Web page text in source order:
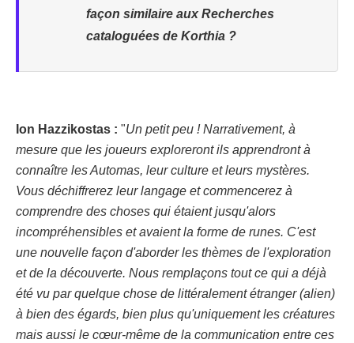
façon similaire aux Recherches
cataloguées de Korthia ?
Ion Hazzikostas : "Un petit peu ! Narrativement, à
mesure que les joueurs exploreront ils apprendront à
connaître les Automas, leur culture et leurs mystères.
Vous déchiffrerez leur langage et commencerez à
comprendre des choses qui étaient jusqu'alors
incompréhensibles et avaient la forme de runes. C'est
une nouvelle façon d'aborder les thèmes de l'exploration
et de la découverte. Nous remplaçons tout ce qui a déjà
été vu par quelque chose de littéralement étranger (alien)
à bien des égards, bien plus qu'uniquement les créatures
mais aussi le cœur-même de la communication entre ces